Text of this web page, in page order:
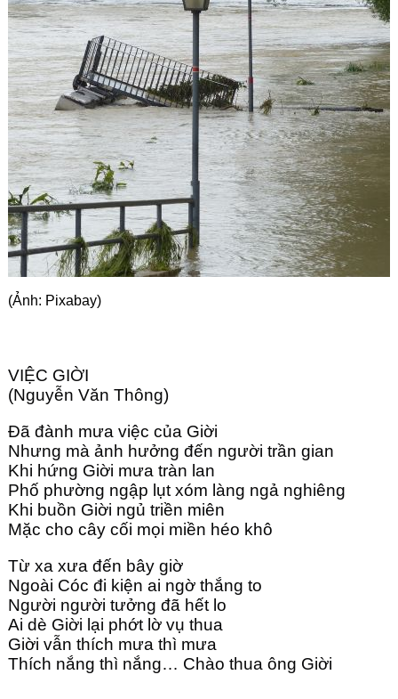
Góc chia sẻ
Liên hệ
Tìm kiếm
(Ảnh: Pixabay)
VIỆC GIỜI
(Nguyễn Văn Thông)
Đã đành mưa việc của Giời
Nhưng mà ảnh hưởng đến người trần gian
Khi hứng Giời mưa tràn lan
Phố phường ngập lụt xóm làng ngả nghiêng
Khi buồn Giời ngủ triền miên
Mặc cho cây cối mọi miền héo khô
Từ xa xưa đến bây giờ
Ngoài Cóc đi kiện ai ngờ thắng to
Người người tưởng đã hết lo
Ai dè Giời lại phớt lờ vụ thua
Giời vẫn thích mưa thì mưa
Thích nắng thì nắng… Chào thua ông Giời